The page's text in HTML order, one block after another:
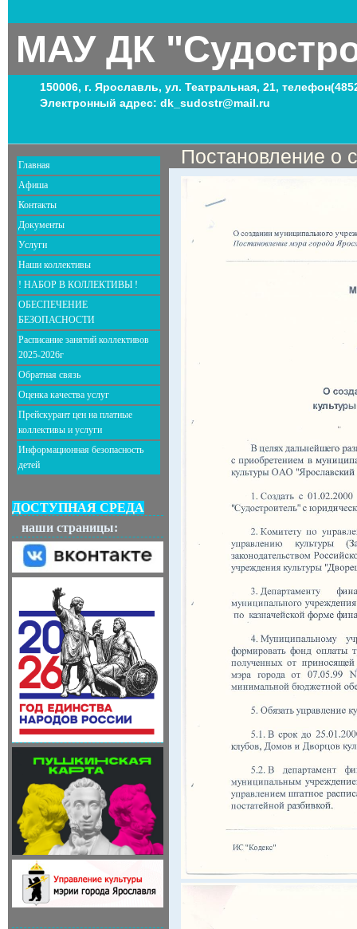
МАУ ДК
150006, г. Ярославль, ул. Театральная, 21,
Электронный адрес: dk_sudostr@mail.ru
Главная
Афиша
Контакты
Документы
Услуги
Наши коллективы
! НАБОР В КОЛЛЕКТИВЫ !
ОБЕСПЕЧЕНИЕ
БЕЗОПАСНОСТИ
Расписание занятий коллективов
2025-2026г
Обратная связь
Оценка качества услуг
Прейскурант цен на платные
коллективы и услуги
Информационная безопасность
детей
ДОСТУПНАЯ СРЕДА
наши страницы:
Постановление о